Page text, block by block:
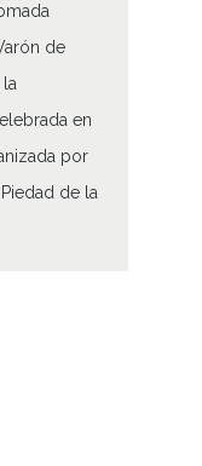
de
la
en
por
de la